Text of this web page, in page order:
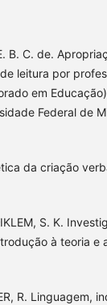
B. C. de.
leitura por
em
Federal de
da criação
S. K.
à teoria e
R. Linguagem,